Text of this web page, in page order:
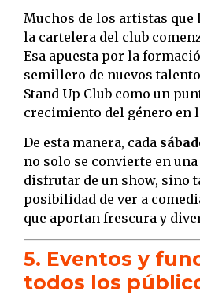
Muchos de los artistas que
la cartelera del club
Esa apuesta por la
semillero de nuevos
Stand Up Club como un
crecimiento del género en
De esta manera, cada
no solo se convierte en
disfrutar de un show, sino
posibilidad de ver a
que aportan frescura y
5. Eventos y
todos los